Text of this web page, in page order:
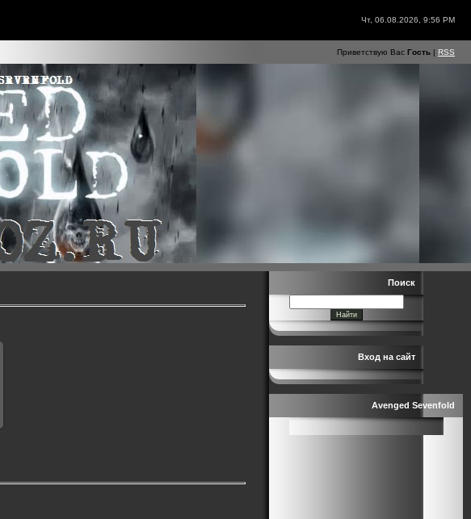
Чт, 06.08.2026, 9:56 PM
Приветствую Вас Гость | RSS
Поиск
Вход на сайт
Avenged Sevenfold